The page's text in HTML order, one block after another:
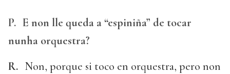
P. E non lle queda a “espiniña” de tocar
nunha orquestra?
R. Non, porque si toco en orquestra, pero non